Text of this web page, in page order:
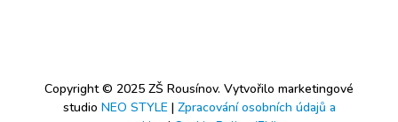
Copyright © 2025 ZŠ Rousínov. Vytvořilo marketingové
studio NEO STYLE | Zpracování osobních údajů a